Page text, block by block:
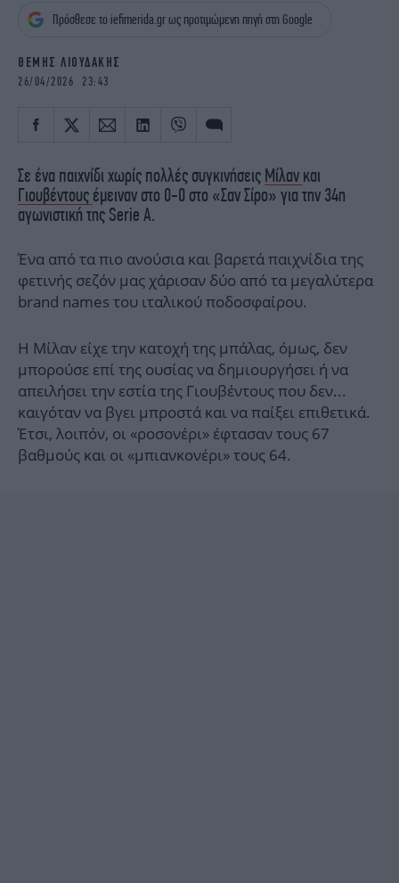
iBOOKS
MEDIA
Πρόσθεσε το iefimerida.gr ως προτιμώμενη πηγή στη Google
ΘΕΜΗΣ ΛΙΟΥΔΑΚΗΣ
26/04/2026 23:43
Σε ένα παιχνίδι χωρίς πολλές συγκινήσεις Μίλαν και
Γιουβέντους έμειναν στο 0-0 στο «Σαν Σίρο» για την 34η
αγωνιστική της Serie A.
Ένα από τα πιο ανούσια και βαρετά παιχνίδια της
φετινής σεζόν μας χάρισαν δύο από τα μεγαλύτερα
brand names του ιταλικού ποδοσφαίρου.
Η Μίλαν είχε την κατοχή της μπάλας, όμως, δεν
μπορούσε επί της ουσίας να δημιουργήσει ή να
απειλήσει την εστία της Γιουβέντους που δεν...
καιγόταν να βγει μπροστά και να παίξει επιθετικά.
Έτσι, λοιπόν, οι «ροσονέρι» έφτασαν τους 67
βαθμούς και οι «μπιανκονέρι» τους 64.